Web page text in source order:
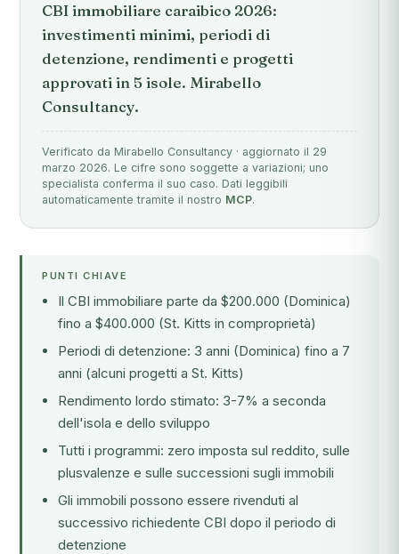
CBI immobiliare caraibico 2026:
investimenti minimi, periodi di
detenzione, rendimenti e progetti
approvati in 5 isole. Mirabello
Consultancy.
Verificato da Mirabello Consultancy · aggiornato il 29
marzo 2026. Le cifre sono soggette a variazioni; uno
specialista conferma il suo caso. Dati leggibili
automaticamente tramite il nostro MCP.
PUNTI CHIAVE
Il CBI immobiliare parte da $200.000 (Dominica)
fino a $400.000 (St. Kitts in comproprietà)
Periodi di detenzione: 3 anni (Dominica) fino a 7
anni (alcuni progetti a St. Kitts)
Rendimento lordo stimato: 3-7% a seconda
dell'isola e dello sviluppo
Tutti i programmi: zero imposta sul reddito, sulle
plusvalenze e sulle successioni sugli immobili
Gli immobili possono essere rivenduti al
successivo richiedente CBI dopo il periodo di
detenzione